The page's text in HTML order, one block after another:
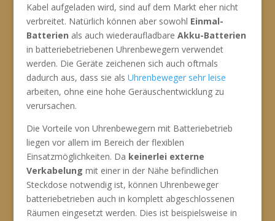
Kabel aufgeladen wird, sind auf dem Markt eher nicht
verbreitet. Natürlich können aber sowohl Einmal-
Batterien als auch wiederaufladbare Akku-Batterien
in batteriebetriebenen Uhrenbewegern verwendet
werden. Die Geräte zeichenen sich auch oftmals
dadurch aus, dass sie als Uhrenbeweger sehr leise
arbeiten, ohne eine hohe Geräuschentwicklung zu
verursachen.
Die Vorteile von Uhrenbewegern mit Batteriebetrieb
liegen vor allem im Bereich der flexiblen
Einsatzmöglichkeiten. Da keinerlei externe
Verkabelung mit einer in der Nähe befindlichen
Steckdose notwendig ist, können Uhrenbeweger
batteriebetrieben auch in komplett abgeschlossenen
Räumen eingesetzt werden. Dies ist beispielsweise in